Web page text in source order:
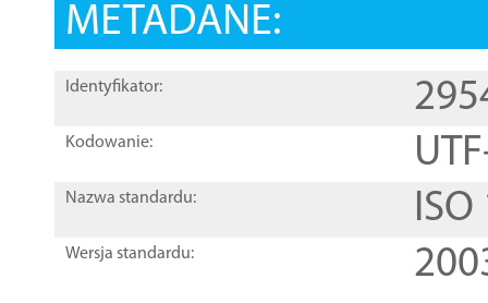
METADANE:
Identyfikator:
Kodowanie:
Nazwa standardu:
Wersja standardu: